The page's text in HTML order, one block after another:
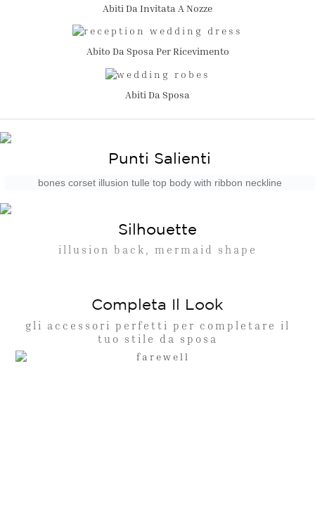
Abiti Da Invitata A Nozze
Abito Da Sposa Per Ricevimento
Abiti Da Sposa
Punti Salienti
bones corset illusion tulle top body with ribbon neckline
Silhouette
illusion back, mermaid shape
Completa Il Look
gli accessori perfetti per completare il
tuo stile da sposa